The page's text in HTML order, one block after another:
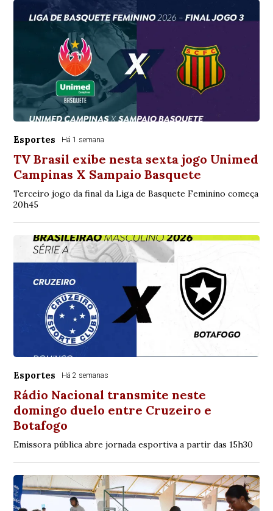
Esportes Há 1 semana
TV Brasil exibe nesta sexta jogo Unimed
Campinas X Sampaio Basquete
Terceiro jogo da final da Liga de Basquete Feminino começa
20h45
Esportes Há 2 semanas
Rádio Nacional transmite neste
domingo duelo entre Cruzeiro e
Botafogo
Emissora pública abre jornada esportiva a partir das 15h30